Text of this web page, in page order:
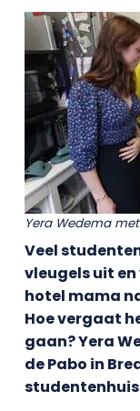
Yera Wedema
Veel
vleugels uit
hotel mama
Hoe vergaat
gaan? Yera
de Pabo in